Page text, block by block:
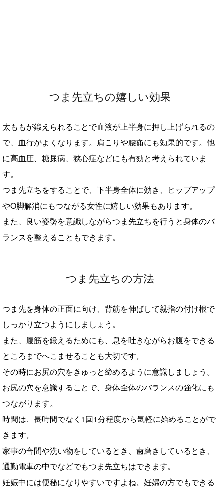
つま先立ちの嬉しい効果
太ももが鍛えられることで血液が上半身に押し上げられるの
で、血行がよくなります。肩こりや腰痛にも効果的です。他
に高血圧、糖尿病、狭心症などにも有効と考えられていま
す。
つま先立ちをすることで、下半身全体に効き、ヒップアップ
やO脚解消にもつながる女性に嬉しい効果もあります。
また、良い姿勢を意識しながらつま先立ちを行うと身体のバ
ランスを整えることもできます。
つま先立ちの方法
つま先を身体の正面に向け、背筋を伸ばして親指の付け根で
しっかり立つようにしましょう。
また、腹筋を鍛えるためにも、息を吐きながらお腹をできる
ところまでへこませることも大切です。
その時にお尻の穴をきゅっと締めるように意識しましょう。
お尻の穴を意識することで、身体全体のバランスの強化にも
つながります。
時間は、長時間でなく1回1分程度から気軽に始めることがで
きます。
家事の合間や洗い物をしているとき、歯磨きしているとき、
通勤電車の中でなどでもつま先立ちはできます。
妊娠中には便秘になりやすいですよね。妊婦の方でもできる